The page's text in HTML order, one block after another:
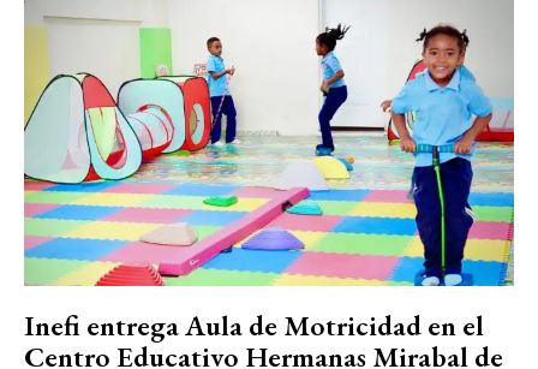
Inefi entrega Aula de Motricidad en el
Centro Educativo Hermanas Mirabal de